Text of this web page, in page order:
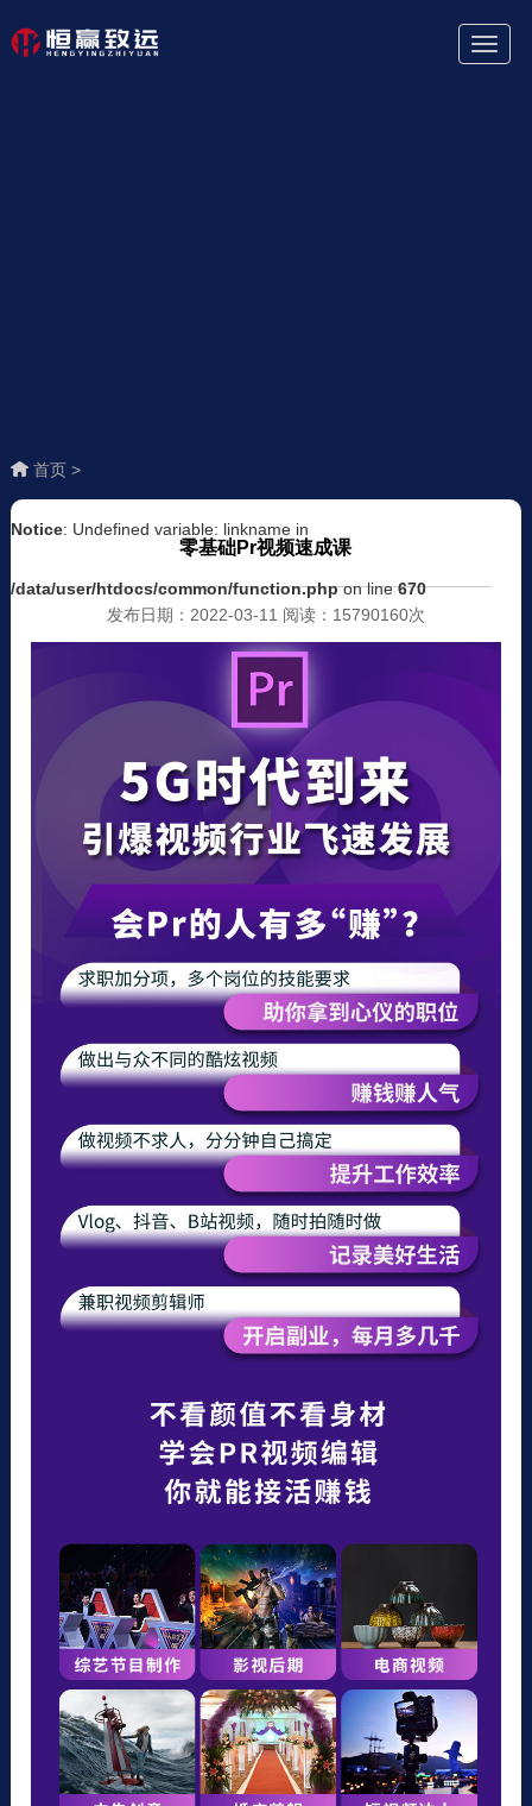
首页 >
Notice: Undefined variable: linkname in
/data/user/htdocs/common/function.phpon line670
零基础Pr视频速成课
发布日期：2022-03-11 阅读：15790160次